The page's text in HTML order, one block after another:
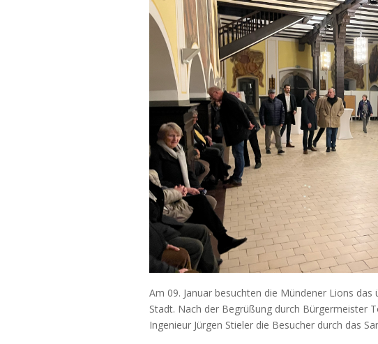
Am 09. Januar besuchten die Mündener Lions
Stadt. Nach der Begrüßung durch Bürgermeister
Ingenieur Jürgen Stieler die Besucher durch das